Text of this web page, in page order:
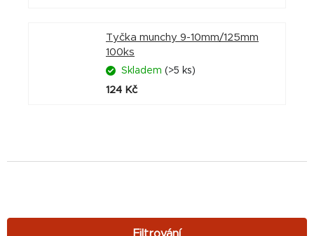
Tyčka munchy 9-10mm/125mm
100ks
Skladem (>5 ks)
124 Kč